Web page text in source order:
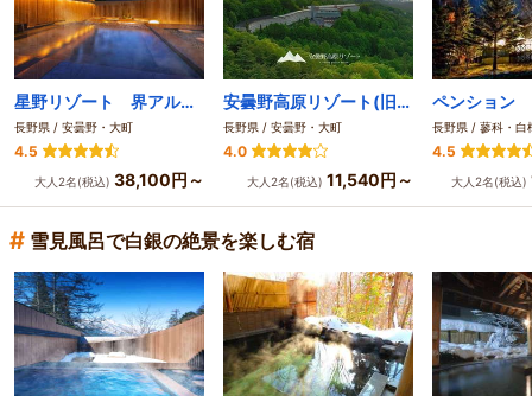
星野リゾート 界アルプス
長野県 / 安曇野・大町
4.5
大人2名(税込) 38,100円～
安曇野高原リゾート(旧 AMBIENT 安曇野ホテル＆コテージ)
長野県 / 安曇野・大町
4.0
大人2名(税込) 11,540円～
4.5
大人2名(税込)
# 雪見風呂で白銀の絶景を楽しむ宿